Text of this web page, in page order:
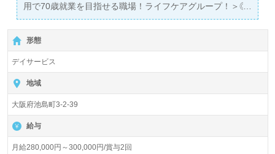
用で70歳就業を目指せる職場！ライフケアグループ！＞◎
介護職/正社員募集◎【月給280,000円～300,000円/賞与2
回】＊初任者研修以上有資格者向け求人＊『東花園駅』徒
歩15分。お車通勤可能です。
1日ご利用定員31名『デイサービス一休池島』ライフケア
グループ/株式会社ライフケア（本社：大阪府東大阪市）様
の運営です。大阪府、兵庫県、滋賀県、東京都、埼玉県を
中心に『福祉で創るワクワクする街づくり』をテーマに、
高齢者介護、障がい者福祉、保育、健康、医療分野で『驚
形態
デイサービス
地域
大阪府池島町3-2-39
給与
月給280,000円～300,000円/賞与2回